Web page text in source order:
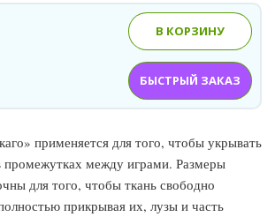
В КОРЗИНУ
БЫСТРЫЙ ЗАКАЗ
применяется для того, чтобы укрывать
промежутках между играми. Размеры
для того, чтобы ткань свободно
прикрывая их, лузы и часть